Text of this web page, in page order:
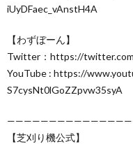
iUyDFaec_vAnstH4A
【わずぼーん】
Twitter：https://
YouTube : https://
S7cysNt0lGoZZpvw35syA
【芝刈り機公式】